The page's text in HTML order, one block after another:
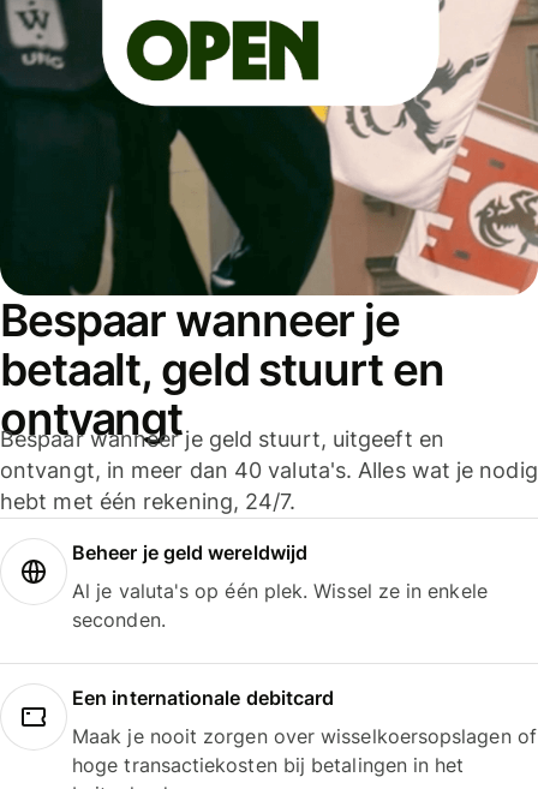
Bespaar wanneer je
betaalt, geld stuurt en
ontvangt
Bespaar wanneer je geld stuurt, uitgeeft en
ontvangt, in meer dan 40 valuta's. Alles wat je nodig
hebt met één rekening, 24/7.
Beheer je geld wereldwijd
Al je valuta's op één plek. Wissel ze in enkele
seconden.
Een internationale debitcard
Maak je nooit zorgen over wisselkoersopslagen of
hoge transactiekosten bij betalingen in het